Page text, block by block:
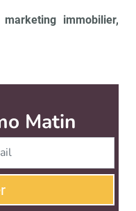
immobilier,
Matin